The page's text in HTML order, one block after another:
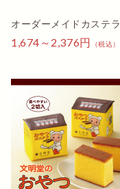
オーダーメイドカステラ
1,674～2,376円 （税込）